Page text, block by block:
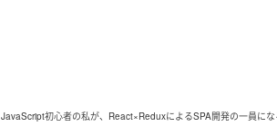
JavaScript初心者の私が、React×ReduxによるSPA開発の一員にな